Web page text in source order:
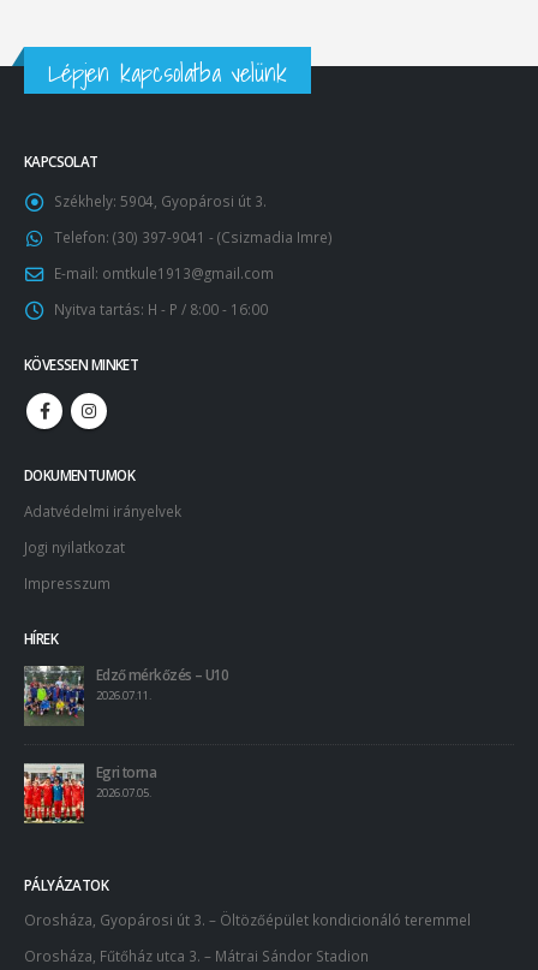
Lépjen kapcsolatba velünk
KAPCSOLAT
Székhely: 5904, Gyopárosi út 3.
Telefon: (30) 397-9041 - (Csizmadia Imre)
E-mail: omtkule1913@gmail.com
Nyitva tartás: H - P / 8:00 - 16:00
KÖVESSEN MINKET
DOKUMENTUMOK
Adatvédelmi irányelvek
Jogi nyilatkozat
Impresszum
HÍREK
Edző mérkőzés – U10
2026.07.11.
Egri torna
2026.07.05.
PÁLYÁZATOK
Orosháza, Gyopárosi út 3. – Öltözőépület kondicionáló teremmel
Orosháza, Fűtőház utca 3. – Mátrai Sándor Stadion